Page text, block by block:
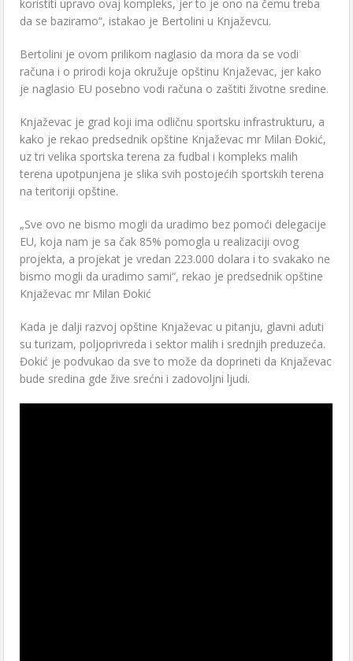
koristiti upravo ovaj kompleks, jer to je ono na čemu treba
da se baziramo“, istakao je Bertolini u Knjaževcu.
Bertolini je ovom prilikom naglasio da mora da se vodi
računa i o prirodi koja okružuje opštinu Knjaževac, jer kako
je naglasio EU posebno vodi računa o zaštiti životne sredine.
Knjaževac je grad koji ima odličnu sportsku infrastrukturu, a
kako je rekao predsednik opštine Knjaževac mr Milan Đokić,
uz tri velika sportska terena za fudbal i kompleks malih
terena upotpunjena je slika svih postojećih sportskih terena
na teritoriji opštine.
„Sve ovo ne bismo mogli da uradimo bez pomoći delegacije
EU, koja nam je sa čak 85% pomogla u realizaciji ovog
projekta, a projekat je vredan 223.000 dolara i to svakako ne
bismo mogli da uradimo sami“, rekao je predsednik opštine
Knjaževac mr Milan Đokić
Kada je dalji razvoj opštine Knjaževac u pitanju, glavni aduti
su turizam, poljoprivreda i sektor malih i srednjih preduzeća.
Đokić je podvukao da sve to može da doprineti da Knjaževac
bude sredina gde žive srećni i zadovoljni ljudi.